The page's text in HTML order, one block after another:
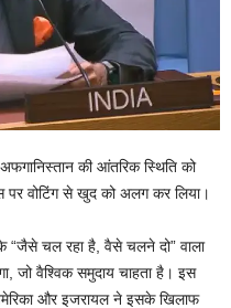
की आंतरिक स्थिति को
वोटिंग से खुद को अलग कर लिया।
“जैसे चल रहा है, वैसे चलने दो” वाला
जो वैश्विक समुदाय चाहता है। इस
और इजरायल ने इसके खिलाफ